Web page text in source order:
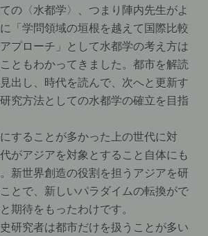
の〈水都学〉、つまり陣内先生がよ
「学問領域の垣根を越えて国際比較
プローチ」として水都学の考え方は
ともわかってきました。都市を解読
出し、時代を読んで、次へと更新す
究方法としての水都学の確立を目指
することが多かった上の世代に対
がアジアを対象とすること自体にも
新世界創造の役割を担うアジアを研
とで、新しいパラダイムの転換がで
期待をもったわけです。
研究者は都市だけを扱うことが多い